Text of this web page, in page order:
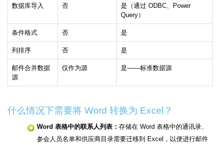
数据库导入 否
是（通过 ODBC、Power
Query）
条件格式 否 是
列排序 否 是
邮件合并数据
源
仅作为源 是——标准数据源
什么情况下需要将 Word 转换为 Excel？
Word 表格中的联系人列表： 存储在 Word 表格中的通讯录、
参会人员名单和供应商目录需要迁移到 Excel，以便进行邮件